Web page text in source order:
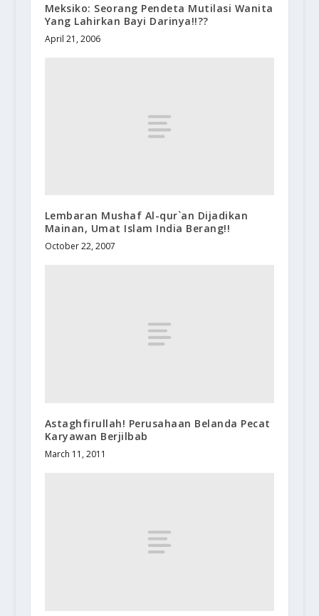
Meksiko: Seorang Pendeta Mutilasi Wanita
Yang Lahirkan Bayi Darinya!!??
April 21, 2006
Lembaran Mushaf Al-qur`an Dijadikan
Mainan, Umat Islam India Berang!!
October 22, 2007
Astaghfirullah! Perusahaan Belanda Pecat
Karyawan Berjilbab
March 11, 2011